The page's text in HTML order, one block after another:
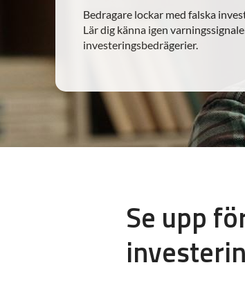
Bedragare lockar med falska
Lär dig känna igen
investeringsbedrägerier.
Se upp